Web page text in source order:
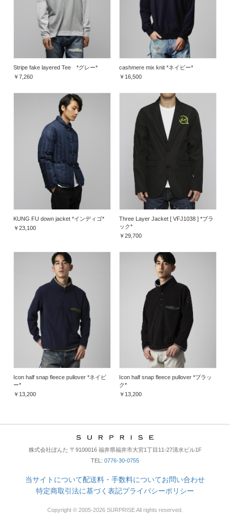
Stripe fake layered Tee *グレー*
￥7,260
cashmere mix knit *ネイビー*
￥16,500
KUNG FU down jacket *インディゴ*
￥23,100
Three Layer Jacket [ VFJ1038 ] *ブラ
ック*
￥29,700
Icon half snap fleece pullover *ネイビ
ー*
￥13,200
Icon half snap fleece pullover *ブラッ
ク*
￥13,200
株式会社ぼんた 〒9100016 福井県福井市大宮1丁目11-27清水ビル1F
TEL: 0776-30-0755
当サイトについて配送料・手数料についてお問い合わせ
特定商取引法に基づく表記プライバシーポリシー
Copyright © 2005-2026 SURPRISE All rights reserved.